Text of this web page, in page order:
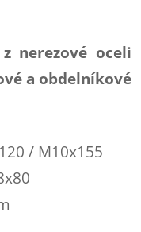
nerezové oceli
a obdelníkové
/ M10x155